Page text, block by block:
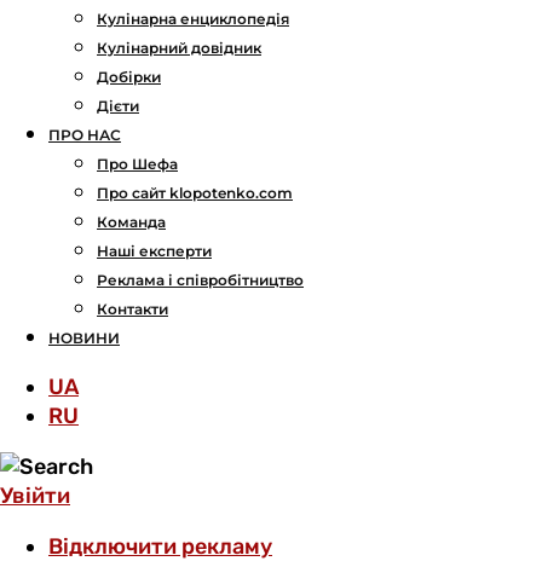
Кулінарна енциклопедія
Кулінарний довідник
Добірки
Дієти
ПРО НАС
Про Шефа
Про сайт klopotenko.com
Команда
Наші експерти
Реклама і співробітництво
Контакти
НОВИНИ
UA
RU
Увійти
Відключити рекламу